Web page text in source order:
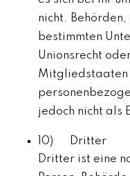
nicht. Behörden,
bestimmten
Unionsrecht
Mitgliedstaaten
jedoch nicht als
10) Dritter
Dritter ist eine